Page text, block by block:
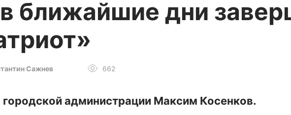
ближайшие дни
Сажнев 662
администрации Максим Косенков.